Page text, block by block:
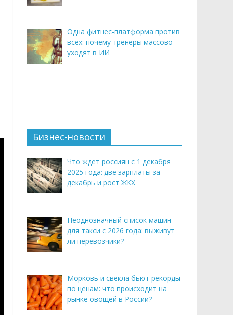
Одна фитнес-платформа против
всех: почему тренеры массово
уходят в ИИ
Бизнес-новости
Что ждет россиян с 1 декабря
2025 года: две зарплаты за
декабрь и рост ЖКХ
Неоднозначный список машин
для такси с 2026 года: выживут
ли перевозчики?
Морковь и свекла бьют рекорды
по ценам: что происходит на
рынке овощей в России?